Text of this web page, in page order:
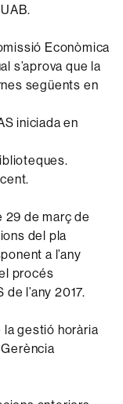
Econòmica
s’aprova que la
següents en
iniciada en
29 de març de
del pla
a l’any
procés
l’any 2017.
la gestió horària